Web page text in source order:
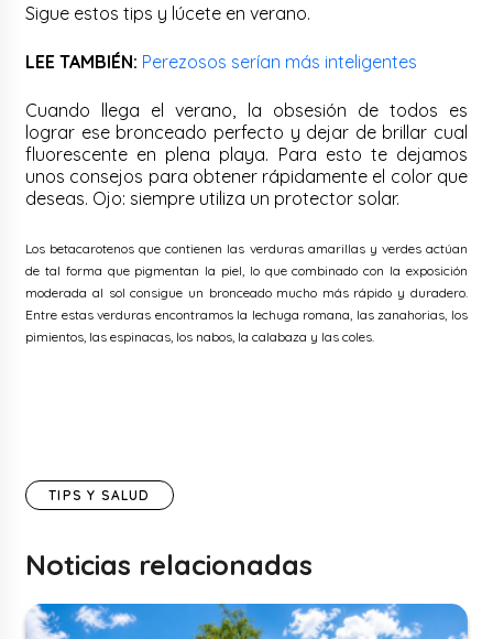
Sigue estos tips y lúcete en verano.
LEE TAMBIÉN: Perezosos serían más inteligentes
Cuando llega el verano, la obsesión de todos es
lograr ese bronceado perfecto y dejar de brillar cual
fluorescente en plena playa. Para esto te dejamos
unos consejos para obtener rápidamente el color que
deseas. Ojo: siempre utiliza un protector solar.
Los betacarotenos que contienen las verduras amarillas y verdes actúan
de tal forma que pigmentan la piel, lo que combinado con la exposición
moderada al sol consigue un bronceado mucho más rápido y duradero.
Entre estas verduras encontramos la lechuga romana, las zanahorias, los
pimientos, las espinacas, los nabos, la calabaza y las coles.
TIPS Y SALUD
Noticias relacionadas